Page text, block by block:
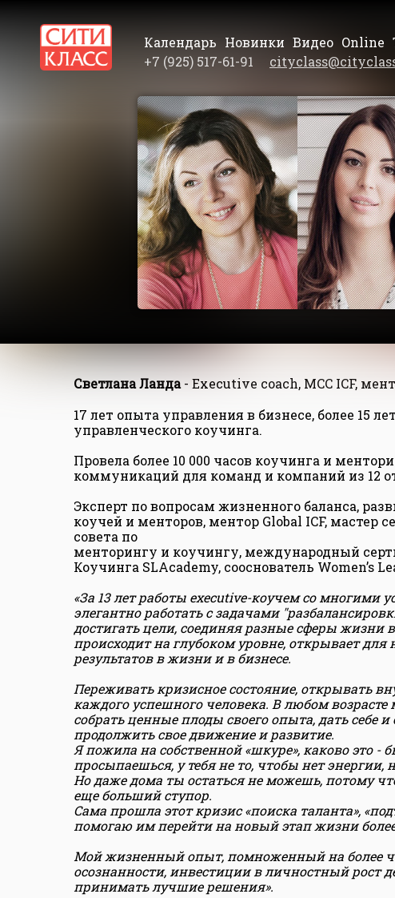
Календарь Новинки Видео Online
+7 (925) 517-61-91
Светлана Ланда- Executive coach, MCC ICF,
17 лет опыта управления в бизнесе, более 15
управленческого коучинга.
Провела более 10 000 часов коучинга и
коммуникаций для команд и компаний из 12
Эксперт по вопросам жизненного баланса,
коучей и менторов, ментор Global ICF,
совета по
менторингу и коучингу, международный
Коучинга SLAcademy, сооснователь Women’s
«За 13 лет работы executive-коучем со
элегантно работать с задачами
достигать цели, соединяя разные сферы жизни
происходит на глубоком уровне, открывает
результатов в жизни и в бизнесе.
Переживать кризисное состояние, открывать
каждого успешного человека. В любом
собрать ценные плоды своего опыта, дать
продолжить свое движение и развитие.
Я пожила на собственной «шкуре», каково это
просыпаешься, у тебя не то, чтобы нет энергии,
Но даже дома ты остаться не можешь, потому
еще больший ступор.
Сама прошла этот кризис «поиска таланта»,
помогаю им перейти на новый этап жизни более
Мой жизненный опыт, помноженный на более
осознанности, инвестиции в личностный рост
принимать лучшие решения».